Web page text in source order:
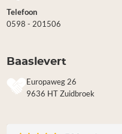
Telefoon
0598 - 201506
Baaslevert
Europaweg 26
9636 HT Zuidbroek